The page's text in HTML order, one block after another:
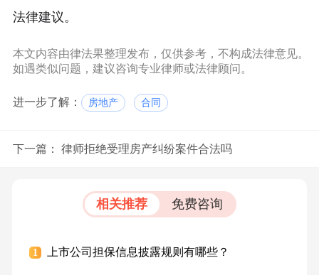
法律建议。
本文内容由律法果整理发布，仅供参考，不构成法律意见。
如遇类似问题，建议咨询专业律师或法律顾问。
进一步了解： 房地产 合同
下一篇： 律师拒绝受理房产纠纷案件合法吗
相关推荐 免费咨询
1 上市公司担保信息披露规则有哪些？